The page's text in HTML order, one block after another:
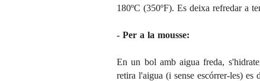
180ºC (350ºF). Es deixa refredar a
- Per a la mousse:
En un bol amb aigua freda,
retira l'aigua (i sense escórrer-les) es